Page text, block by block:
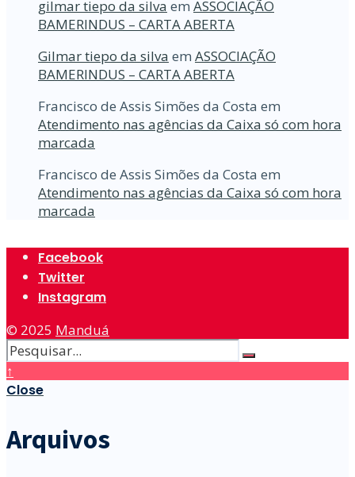
gilmar tiepo da silva em ASSOCIAÇÃO
BAMERINDUS – CARTA ABERTA
Gilmar tiepo da silva em ASSOCIAÇÃO
BAMERINDUS – CARTA ABERTA
Francisco de Assis Simões da Costa em
Atendimento nas agências da Caixa só com hora
marcada
Francisco de Assis Simões da Costa em
Atendimento nas agências da Caixa só com hora
marcada
Facebook
Twitter
Instagram
© 2025 Manduá
↑
Close
Arquivos